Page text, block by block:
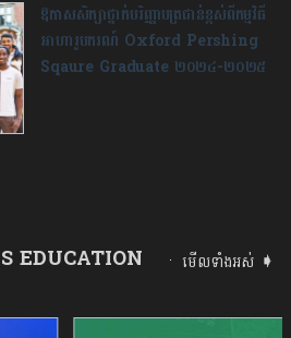
ឱកាសសិក្សាថ្នាក់បរិញ្ញាបត្រជាន់ខ្ពស់ពីកម្មវិធី
អាហារូបករណ៍ Oxford Pershing
Sqaure Graduate ២០២៤-២០២៥
EDUCATION មើលទាំងអស់ ➧